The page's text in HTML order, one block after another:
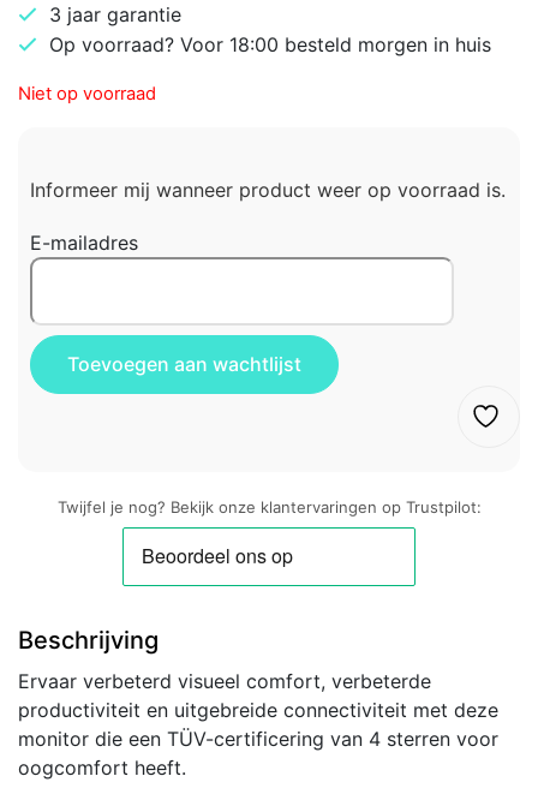
3 jaar garantie
Op voorraad? Voor 18:00 besteld morgen in huis
Niet op voorraad
Informeer mij wanneer product weer op voorraad is.
E-mailadres
Twijfel je nog? Bekijk onze klantervaringen op Trustpilot:
Beschrijving
Ervaar verbeterd visueel comfort, verbeterde
productiviteit en uitgebreide connectiviteit met deze
monitor die een TÜV-certificering van 4 sterren voor
oogcomfort heeft.